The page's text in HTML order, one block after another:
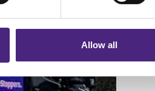
Allow all